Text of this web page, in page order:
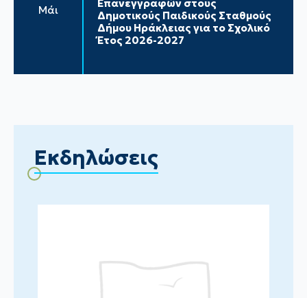
Μάι
Επανεγγραφών στους
Δημοτικούς Παιδικούς Σταθμούς
Δήμου Ηράκλειας για το Σχολικό
Έτος 2026-2027
Εκδηλώσεις